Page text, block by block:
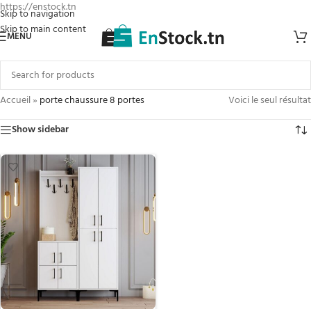
https://enstock.tn
Skip to navigation
Skip to main content
MENU
Accueil» porte chaussure 8 portes
Voici le seul résultat
Show sidebar